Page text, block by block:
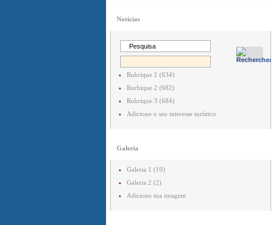
Notícias
Rubrique 1 (634)
Rurbique 2 (682)
Rubrique 3 (684)
Adicione o seu interesse turístico
Galeria
Galeria 1 (10)
Galeria 2 (2)
Adicione sua imagem